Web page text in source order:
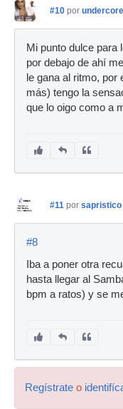
#10 por undercore
Mi punto dulce para
por debajo de ahí
le gana al ritmo, por
más) tengo la
que lo oigo como a
#11 por sapristico
#8
Iba a poner otra
hasta llegar al
bpm a ratos) y se
Regístrate o